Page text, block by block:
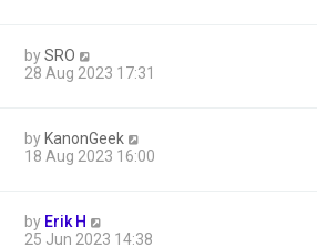
bySRO
28 Aug 2023 17:31
by KanonGeek
18 Aug 2023 16:00
by Erik H
25 Jun 2023 14:38